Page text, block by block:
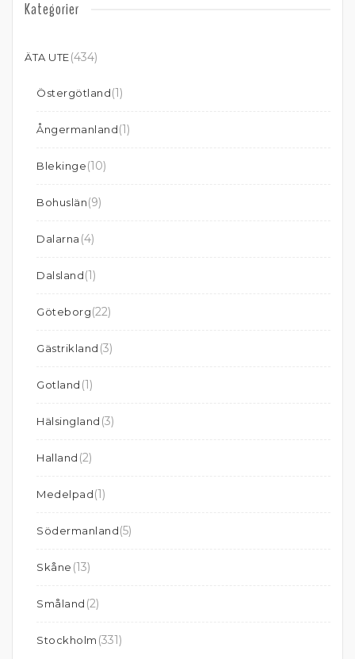
Kategorier
ÄTA UTE(434)
Östergötland(1)
Ångermanland(1)
Blekinge(10)
Bohuslän(9)
Dalarna (4)
Dalsland(1)
Göteborg(22)
Gästrikland (3)
Gotland (1)
Hälsingland (3)
Halland (2)
Medelpad(1)
Södermanland(5)
Skåne (13)
Småland (2)
Stockholm (331)